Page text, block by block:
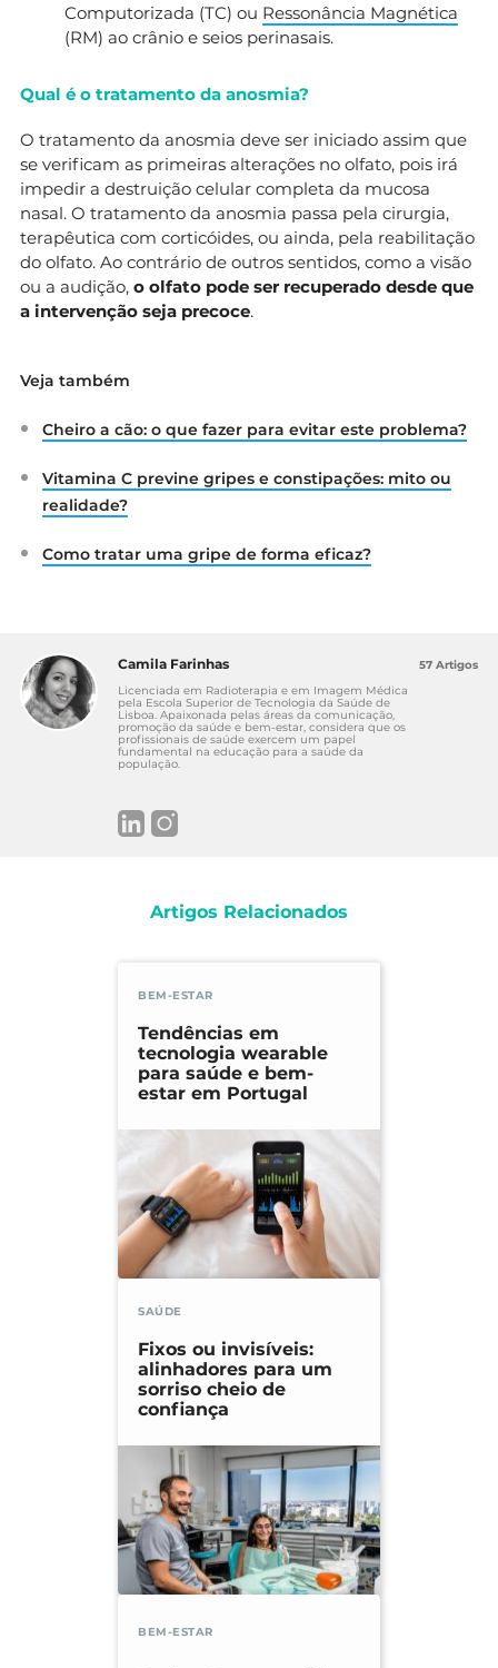
Computorizada (TC) ou Ressonância Magnética
(RM) ao crânio e seios perinasais.
Qual é o tratamento da anosmia?
O tratamento da anosmia deve ser iniciado assim que
se verificam as primeiras alterações no olfato, pois irá
impedir a destruição celular completa da mucosa
nasal. O tratamento da anosmia passa pela cirurgia,
terapêutica com corticóides, ou ainda, pela reabilitação
do olfato. Ao contrário de outros sentidos, como a visão
ou a audição, o olfato pode ser recuperado desde que
a intervenção seja precoce.
Veja também
Cheiro a cão: o que fazer para evitar este problema?
Vitamina C previne gripes e constipações: mito ou
realidade?
Como tratar uma gripe de forma eficaz?
Camila Farinhas
Licenciada em Radioterapia e em Imagem Médica
pela Escola Superior de Tecnologia da Saúde de
Lisboa. Apaixonada pelas áreas da comunicação,
promoção da saúde e bem-estar, considera que os
profissionais de saúde exercem um papel
fundamental na educação para a saúde da
população.
57 Artigos
Artigos Relacionados
BEM-ESTAR
Tendências em
tecnologia wearable
para saúde e bem-
estar em Portugal
SAÚDE
Fixos ou invisíveis:
alinhadores para um
sorriso cheio de
confiança
BEM-ESTAR